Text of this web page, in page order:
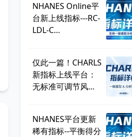
总
NHANES Online平
台新上线指标---RC-
LDL-C
仅此一篇！CHARLS
新指标上线平台：
无标准可调节风险
NHANES平台更新
稀有指标--平衡得分